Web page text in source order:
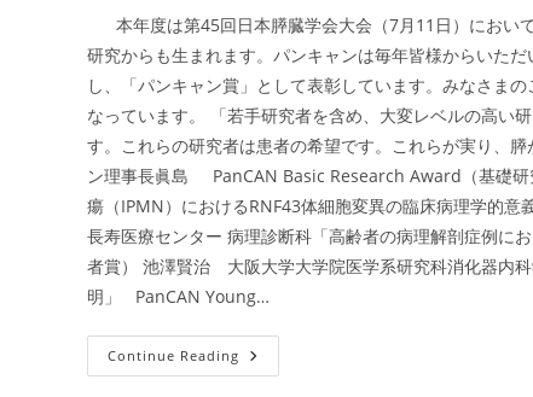
種
類
の
が
ん
を
診
断
す
る
次
世
代
が
ん
診
断
プ
ジ
ェ
ク
ト
本年度は第45回日本膵臓学会大会（7月11日）におい
研究からも生まれます。パンキャンは毎年皆様からいた
し、「パンキャン賞」として表彰しています。みなさま
なっています。 「若手研究者を含め、大変レベルの高い
す。これらの研究者は患者の希望です。これらが実り、
ン理事長眞島 PanCAN Basic Research Award（基礎
瘍（IPMN）におけるRNF43体細胞変異の臨床病理学的
長寿医療センター 病理診断科「高齢者の病理解剖症例
者賞） 池澤賢治 大阪大学大学院医学系研究科消化器内
明」 PanCAN Young…
Continue Reading 2014
年